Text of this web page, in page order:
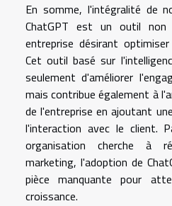
En somme, l'intégralité de
ChatGPT est un outil non
entreprise désirant
Cet outil basé sur
seulement d'améliorer
mais contribue également à
de l'entreprise en ajoutant
l'interaction avec le client.
organisation cherche à
marketing, l'adoption de
pièce manquante pour
croissance.